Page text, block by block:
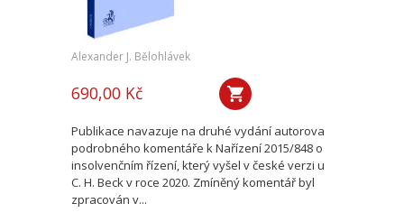
Alexander J. Bělohlávek
690,00 Kč
Publikace navazuje na druhé vydání autorova
podrobného komentáře k Nařízení 2015/848 o
insolvenčním řízení, který vyšel v české verzi u
C. H. Beck v roce 2020. Zmíněný komentář byl
zpracován v...